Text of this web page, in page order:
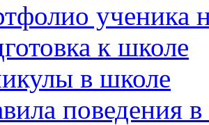
ученика
к школе
в школе
поведения